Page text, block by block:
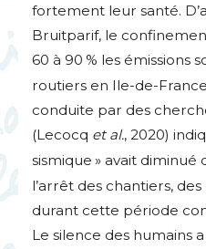
fortement leur santé.
Bruitparif, le
60 à 90 % les émissions
routiers en Ile-de-
conduite par des
(Lecocq et al., 2020)
sismique » avait diminué
l’arrêt des chantiers,
durant cette période
Le silence des humains